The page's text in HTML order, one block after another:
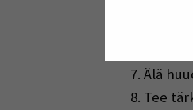
Mieti,
Älä
Tee